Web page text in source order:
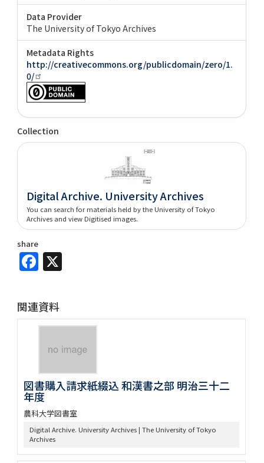
Data Provider
The University of Tokyo Archives
Metadata Rights
http://creativecommons.org/publicdomain/zero/1.
0/
Collection
Digital Archive. University Archives
You can search for materials held by the University of Tokyo
Archives and view Digitised images.
share
Facebook
関連資料
図書購入請求紙綴込 和漢書之部 明治三十二
年度
農科大学図書室
Digital Archive. University Archives | The University of Tokyo
Archives